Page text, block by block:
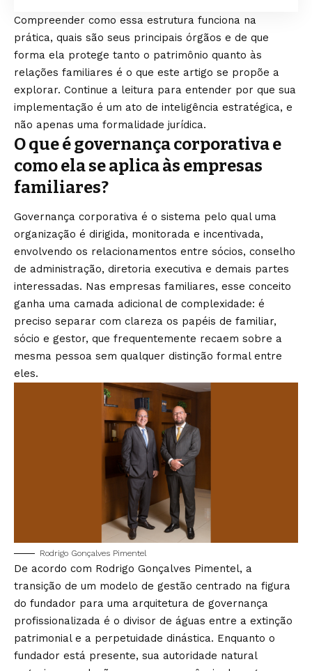
Compreender como essa estrutura funciona na
prática, quais são seus principais órgãos e de que
forma ela protege tanto o patrimônio quanto às
relações familiares é o que este artigo se propõe a
explorar. Continue a leitura para entender por que sua
implementação é um ato de inteligência estratégica, e
não apenas uma formalidade jurídica.
O que é governança corporativa e
como ela se aplica às empresas
familiares?
Governança corporativa é o sistema pelo qual uma
organização é dirigida, monitorada e incentivada,
envolvendo os relacionamentos entre sócios, conselho
de administração, diretoria executiva e demais partes
interessadas. Nas empresas familiares, esse conceito
ganha uma camada adicional de complexidade: é
preciso separar com clareza os papéis de familiar,
sócio e gestor, que frequentemente recaem sobre a
mesma pessoa sem qualquer distinção formal entre
eles.
Rodrigo Gonçalves Pimentel
De acordo com Rodrigo Gonçalves Pimentel, a
transição de um modelo de gestão centrado na figura
do fundador para uma arquitetura de governança
profissionalizada é o divisor de águas entre a extinção
patrimonial e a perpetuidade dinástica. Enquanto o
fundador está presente, sua autoridade natural